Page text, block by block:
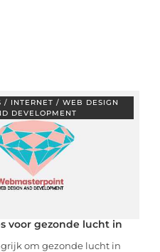
/ INTERNET / WEB DESIGN
DEVELOPMENT
voor gezonde lucht in
om gezonde lucht in